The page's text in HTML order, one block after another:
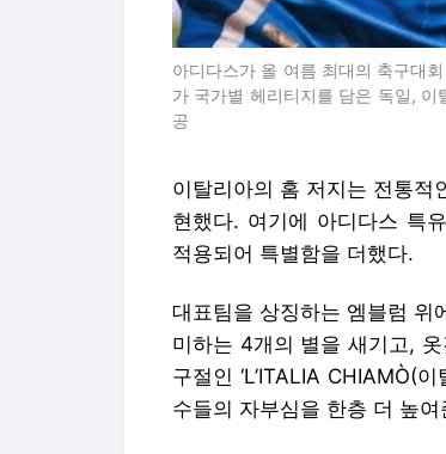
아디다스가 올 여름 최대의 축구대
가 국가별 헤리티지를 담은 독일,
공
이탈리아의 홈 저지는 전통적
현했다. 여기에 아디다스 특
적용되어 특별함을 더했다.
대표팀을 상징하는 엠블럼 위
미하는 4개의 별을 새기고,
구절인 ‘L’ITALIA CHIAMÒ(
수들의 자부심을 한층 더 높여